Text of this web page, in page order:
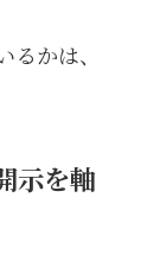
かは、
示を軸